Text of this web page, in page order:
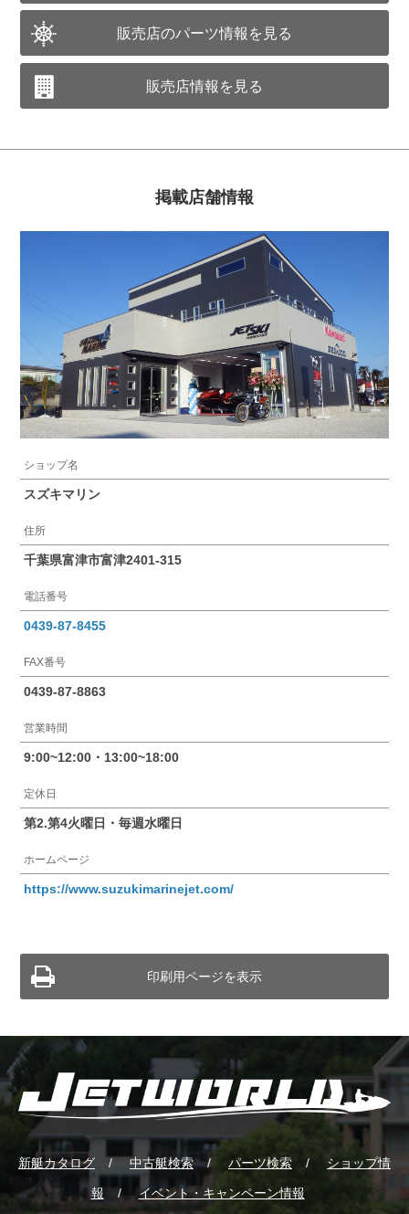
販売店のパーツ情報を見る
販売店情報を見る
掲載店舗情報
ショップ名
スズキマリン
住所
千葉県富津市富津2401-315
電話番号
0439-87-8455
FAX番号
0439-87-8863
営業時間
9:00~12:00・13:00~18:00
定休日
第2.第4火曜日・毎週水曜日
ホームページ
https://www.suzukimarinejet.com/
印刷用ページを表示
新艇カタログ 中古艇検索 パーツ検索 ショップ情
報 イベント・キャンペーン情報